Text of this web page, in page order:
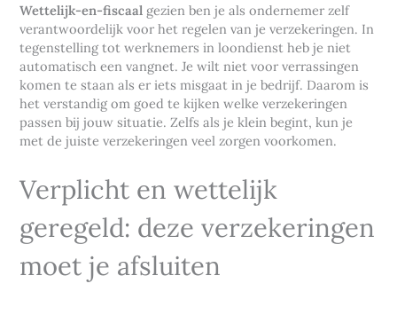
Wettelijk-en-fiscaal gezien ben je als ondernemer zelf
verantwoordelijk voor het regelen van je verzekeringen. In
tegenstelling tot werknemers in loondienst heb je niet
automatisch een vangnet. Je wilt niet voor verrassingen
komen te staan als er iets misgaat in je bedrijf. Daarom is
het verstandig om goed te kijken welke verzekeringen
passen bij jouw situatie. Zelfs als je klein begint, kun je
met de juiste verzekeringen veel zorgen voorkomen.
Verplicht en wettelijk
geregeld: deze verzekeringen
moet je afsluiten